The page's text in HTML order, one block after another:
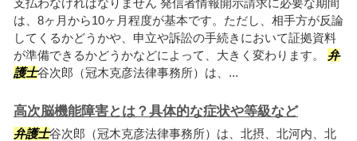
は、8ヶ月から10ヶ月程度が基本です。ただし、相手方が反論
してくるかどうかや、申立や訴訟の手続きにおいて証拠資料
が準備できるかどうかなどによって、大きく変わります。 弁
護士谷次郎（冠木克彦法律事務所）は、...
高次脳機能障害とは？具体的な症状や等級など
弁護士谷次郎（冠木克彦法律事務所）は、北摂、北河内、北